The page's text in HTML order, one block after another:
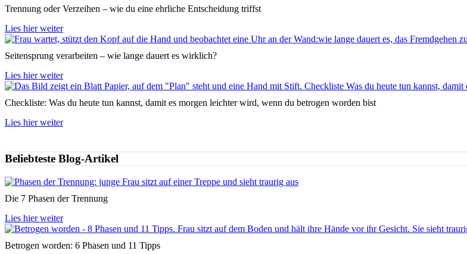
Trennung oder Verzeihen – wie du eine ehrliche Entscheidung triffst
Lies hier weiter
Seitensprung verarbeiten – wie lange dauert es wirklich?
Lies hier weiter
Checkliste: Was du heute tun kannst, damit es morgen leichter wird, wenn du betrogen worden bist
Lies hier weiter
Beliebteste Blog-Artikel
Die 7 Phasen der Trennung
Lies hier weiter
Betrogen worden: 6 Phasen und 11 Tipps